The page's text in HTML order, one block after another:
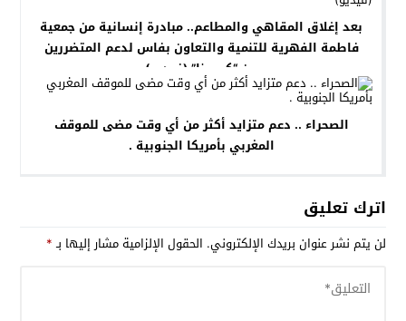
بعد إغلاق المقاهي والمطاعم.. مبادرة إنسانية من جمعية
فاطمة الفهرية للتنمية والتعاون بفاس لدعم المتضررين
من “كورونا” (فيديو)
الصحراء .. دعم متزايد أكثر من أي وقت مضى للموقف
المغربي بأمريكا الجنوبية .
اترك تعليق
لن يتم نشر عنوان بريدك الإلكتروني. الحقول الإلزامية مشار إليها بـ*